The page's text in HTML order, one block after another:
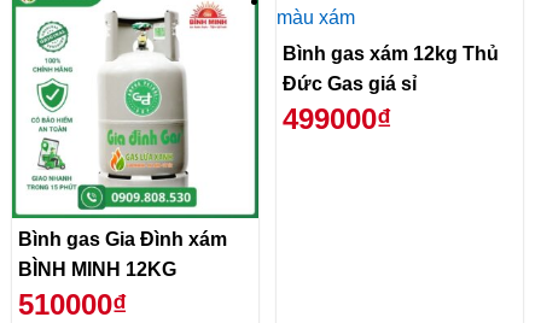
Bình gas Gia Đình xám
BÌNH MINH 12KG
510000₫
Bình gas xám 12kg Thủ
Đức Gas giá sỉ
499000₫